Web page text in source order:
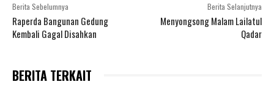
Berita Sebelumnya
Raperda Bangunan Gedung
Kembali Gagal Disahkan
Berita Selanjutnya
Menyongsong Malam Lailatul
Qadar
BERITA TERKAIT